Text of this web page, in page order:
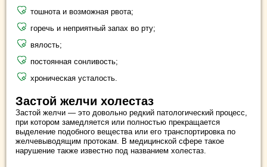
тошнота и возможная рвота;
горечь и неприятный запах во рту;
вялость;
постоянная сонливость;
хроническая усталость.
Застой желчи холестаз
Застой желчи — это довольно редкий патологический процесс,
при котором замедляется или полностью прекращается
выделение подобного вещества или его транспортировка по
желчевыводящим протокам. В медицинской сфере такое
нарушение также известно под названием холестаз.